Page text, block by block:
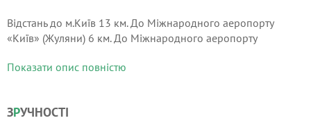
Відстань до м.Київ 13 км. До Міжнародного аеропорту
«Київ» (Жуляни) 6 км. До Міжнародного аеропорту
доступом до бездротової мережі Wi-F,i а також
Показати опис повністю
ЗРУЧНОСТІ